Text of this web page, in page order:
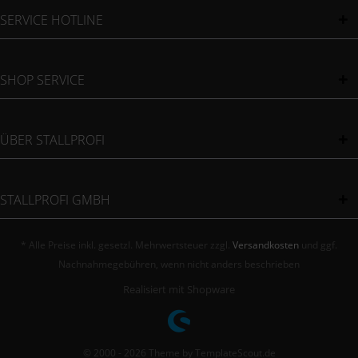
SERVICE HOTLINE
SHOP SERVICE
ÜBER STALLPROFI
STALLPROFI GMBH
* Alle Preise inkl. gesetzl. Mehrwertsteuer zzgl. Versandkosten und ggf.
Nachnahmegebühren, wenn nicht anders beschrieben
Realisiert mit Shopware
© 2000 - 2026 Theme by TemplateScout.de